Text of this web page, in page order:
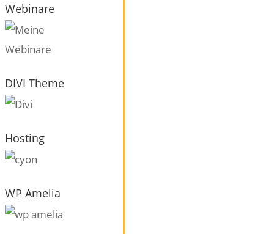
Webinare
DIVI Theme
Hosting
WP Amelia